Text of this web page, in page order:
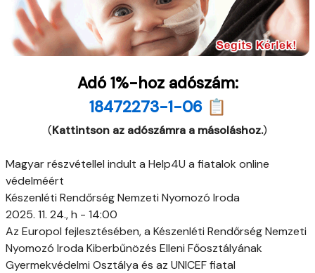
Adó 1%-hoz adószám:
18472273-1-06 📋
(Kattintson az adószámra a másoláshoz.)
Magyar részvétellel indult a Help4U a fiatalok online
védelméért
Készenléti Rendőrség Nemzeti Nyomozó Iroda
2025. 11. 24., h - 14:00
Az Europol fejlesztésében, a Készenléti Rendőrség Nemzeti
Nyomozó Iroda Kiberbűnözés Elleni Főosztályának
Gyermekvédelmi Osztálya és az UNICEF fiatal